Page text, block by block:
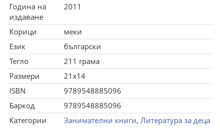
Година на
издаване
2011
Корици
меки
Език
български
Тегло
211 грама
Размери
21x14
ISBN
9789548885096
Баркод
9789548885096
Категории
Занимателни книги, Литература за деца